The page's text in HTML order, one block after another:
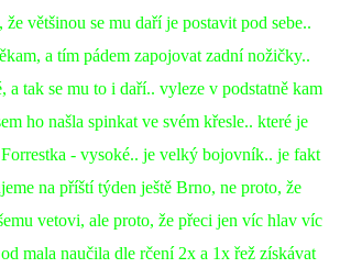
že většinou se mu daří je postavit pod sebe..
a tím pádem zapojovat zadní nožičky..
a tak se mu to i daří.. vyleze v podstatně kam
ho našla spinkat ve svém křesle.. které je
- vysoké.. je velký bojovník.. je fakt
na příští týden ještě Brno, ne proto, že
vetovi, ale proto, že přeci jen víc hlav víc
mala naučila dle rčení 2x a 1x řež získávat